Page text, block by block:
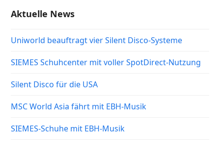
Aktuelle News
Uniworld beauftragt vier Silent Disco-Systeme
SIEMES Schuhcenter mit voller SpotDirect-Nutzung
Silent Disco für die USA
MSC World Asia fährt mit EBH-Musik
SIEMES-Schuhe mit EBH-Musik